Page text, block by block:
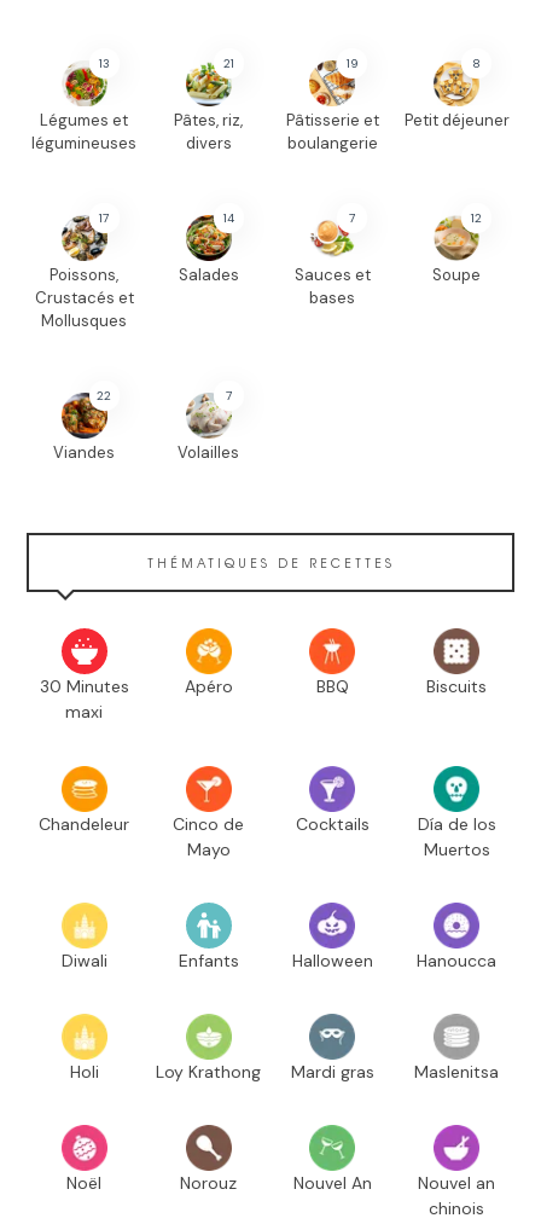
13
Légumes et
légumineuses
21
Pâtes, riz,
divers
19
Pâtisserie et
boulangerie
8
Petit déjeuner
17
Poissons,
Crustacés et
Mollusques
14
Salades
7
Sauces et
bases
12
Soupe
22
Viandes
7
Volailles
THÉMATIQUES DE RECETTES
30 Minutes
maxi
Apéro BBQ Biscuits
Chandeleur
Cinco de
Mayo
Cocktails
Día de los
Muertos
Diwali Enfants Halloween Hanoucca
Holi Loy Krathong Mardi gras Maslenitsa
Noël Norouz Nouvel An
Nouvel an
chinois